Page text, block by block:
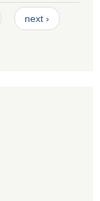
next ›